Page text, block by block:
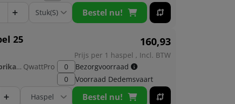
+ Bestel nu!
25
160,93
Prijs per 1 haspel , Incl. BTW
Fabrikant: QwattPro
0
Bezorgvoorraad
0
Voorraad Dedemsvaart
+ Bestel nu!